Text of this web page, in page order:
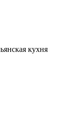
кухня